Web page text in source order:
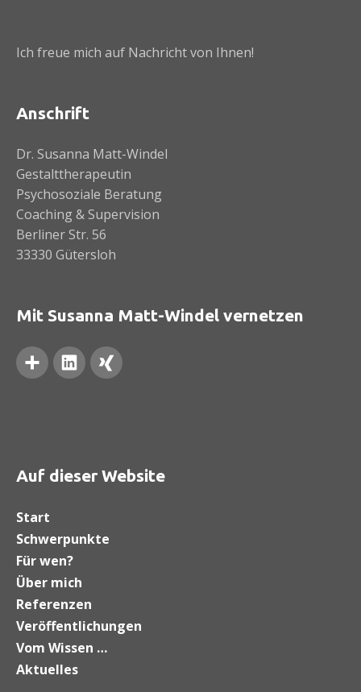
Ich freue mich auf Nachricht von Ihnen!
Anschrift
Dr. Susanna Matt-Windel
Gestalttherapeutin
Psychosoziale Beratung
Coaching & Supervision
Berliner Str. 56
33330 Gütersloh
Mit Susanna Matt-Windel vernetzen
Google+LinkedIn
Auf dieser Website
Start
Schwerpunkte
Für wen?
Über mich
Referenzen
Veröffentlichungen
Vom Wissen …
Aktuelles